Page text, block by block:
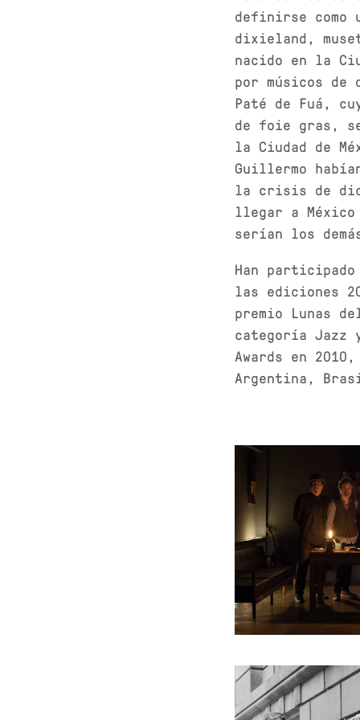
definirse como
dixieland,
nacido en la
por músicos de
Paté de Fuá,
de foie gras,
la Ciudad de
Guillermo
la crisis de
llegar a México
serían los
Han
las ediciones
premio Lunas
categoría Jazz
Awards en
Argentina,